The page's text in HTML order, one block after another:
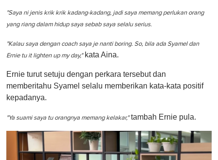
"Saya ni jenis krik krik kadang-kadang, jadi saya memang perlukan orang
yang riang dalam hidup saya sebab saya selalu serius.
"Kalau saya dengan coach saya je nanti boring. So, bila ada Syamel dan
Ernie tu it lighten up my day,"kata Aina.
Ernie turut setuju dengan perkara tersebut dan
memberitahu Syamel selalu memberikan kata-kata positif
kepadanya.
"Ya suami saya tu orangnya memang kelakar,"tambah Ernie pula.